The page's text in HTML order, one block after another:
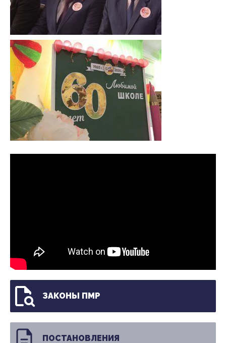
ЗАКОНЫ ПМР
ПОСТАНОВЛЕНИЯ